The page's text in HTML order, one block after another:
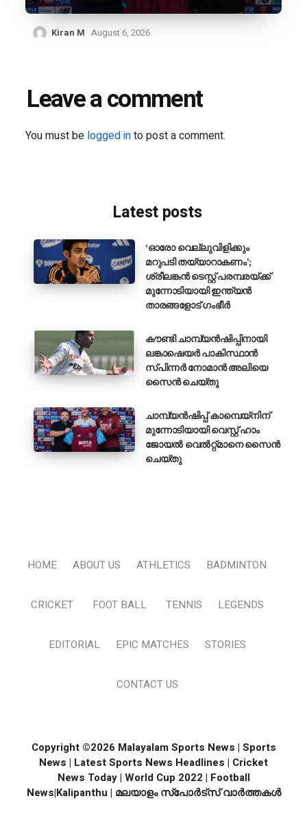
Kiran M August 6, 2026
Leave a comment
You must be logged into post a comment.
Latest posts
‘ഓരോ വെല്ലുവിളിക്കും
മറുപടി തയ്യാറാകണം’;
ശ്രീലങ്കൻ ടെസ്റ്റ് പരമ്പരയ്ക്ക്
മുന്നോടിയായി ഇന്ത്യൻ
താരങ്ങളോട് ഗംഭീർ
കൗണ്ടി ചാമ്പ്യൻഷിപ്പിനായി
ലങ്കാഷെയർ പാകിസ്ഥാൻ
സ്പിന്നർ നോമാൻ അലിയെ
സൈൻ ചെയ്തു
ചാമ്പ്യൻഷിപ്പ് കാമ്പെയ്‌നിന്
മുന്നോടിയായി വെസ്റ്റ് ഹാം
ജോയൽ വെൽറ്റ്മാനെ സൈൻ
ചെയ്തു
HOME ABOUT US ATHLETICS BADMINTON
CRICKET FOOT BALL TENNIS LEGENDS
EDITORIAL EPIC MATCHES STORIES
CONTACT US
Copyright ©2026 Malayalam Sports News | Sports
News | Latest Sports News Headlines | Cricket
News Today | World Cup 2022 | Football
News|Kalipanthu | മലയാളം സ്പോര്‍ട്സ് വാര്‍ത്തകള്‍